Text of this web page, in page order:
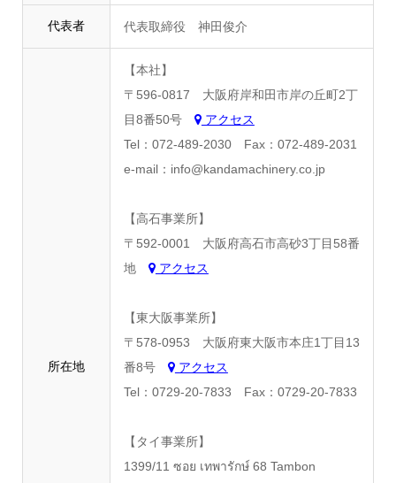
代表者 代表取締役 神田俊介
所在地
【本社】
〒596-0817 大阪府岸和田市岸の丘町2丁
目8番50号
アクセス
Tel：072-489-2030 Fax：072-489-2031
e-mail：info@kandamachinery.co.jp
【高石事業所】
〒592-0001 大阪府高石市高砂3丁目58番
地
アクセス
【東大阪事業所】
〒578-0953 大阪府東大阪市本庄1丁目13
番8号
アクセス
Tel：0729-20-7833 Fax：0729-20-7833
【タイ事業所】
1399/11 ซอย เทพารักษ์ 68 Tambon